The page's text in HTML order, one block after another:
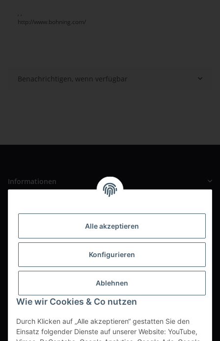
Alle akzeptieren
Konfigurieren
Ablehnen
Wie wir Cookies & Co nutzen
Durch Klicken auf „Alle akzeptieren“ gestatten Sie den
Einsatz folgender Dienste auf unserer Website: YouTube,
, ,
http://www.bohning.com/
Benachrichtigen, wenn verfügbar
Informationen
Ortsteil Baiertal
Zwischen den Kirchen 13
69168 Wiesloch
Ortsteil Baiertal